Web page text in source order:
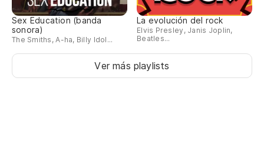
Sex Education (banda
sonora)
The Smiths, A-ha, Billy Idol...
La evolución del rock
Elvis Presley, Janis Joplin,
Beatles...
Ver más playlists